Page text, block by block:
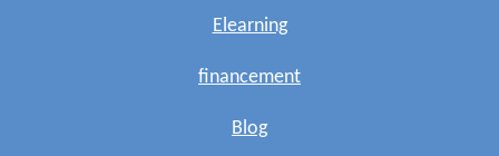
Elearning
financement
Blog